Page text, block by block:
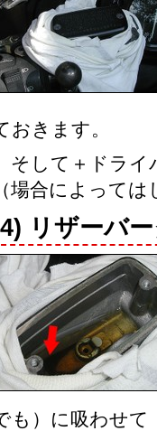
おきます。
そして＋ドライ
（場合によって
リザーバ
も）に吸わせて